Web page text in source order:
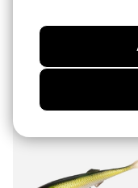
Scout Shad XL
Titanium